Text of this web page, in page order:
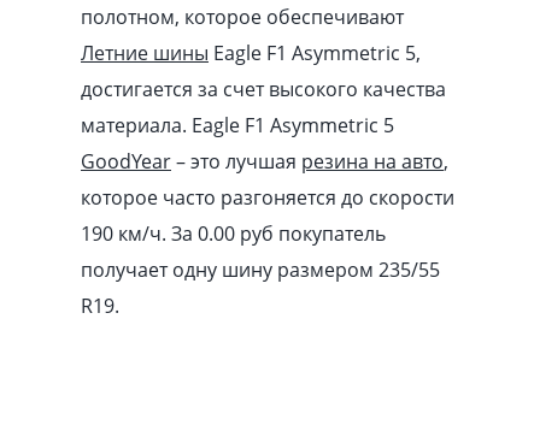
полотном, которое обеспечивают
Летние шины Eagle F1 Asymmetric 5,
достигается за счет высокого качества
материала. Eagle F1 Asymmetric 5
GoodYear– это лучшая резина на авто,
которое часто разгоняется до скорости
190 км/ч. За 0.00 pуб покупатель
получает одну шину размером 235/55
R19.